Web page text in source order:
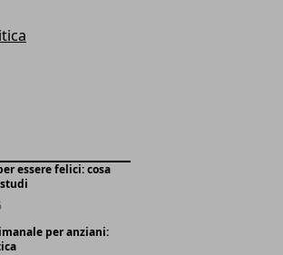
essere felici: cosa
per anziani: